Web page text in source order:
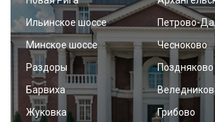
Ильинское шоссе
Минское шоссе
Раздоры
Барвиха
Жуковка
Петрово-
Чесноково
Поздняково
Грибово